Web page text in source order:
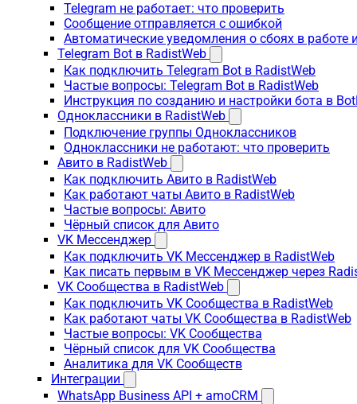
Telegram не работает: что проверить
Сообщение отправляется с ошибкой
Автоматические уведомления о сбоях в работе
Telegram Bot в RadistWeb
Как подключить Telegram Bot в RadistWeb
Частые вопросы: Telegram Bot в RadistWeb
Инструкция по созданию и настройки бота в
Одноклассники в RadistWeb
Подключение группы Одноклассников
Одноклассники не работают: что проверить
Авито в RadistWeb
Как подключить Авито в RadistWeb
Как работают чаты Авито в RadistWeb
Частые вопросы: Авито
Чёрный список для Авито
VK Мессенджер
Как подключить VK Мессенджер в RadistWeb
Как писать первым в VK Мессенджер через
VK Сообщества в RadistWeb
Как подключить VK Сообщества в RadistWeb
Как работают чаты VK Сообщества в RadistWeb
Частые вопросы: VK Сообщества
Чёрный список для VK Сообщества
Аналитика для VK Сообществ
Интеграции
WhatsApp Business API + amoCRM